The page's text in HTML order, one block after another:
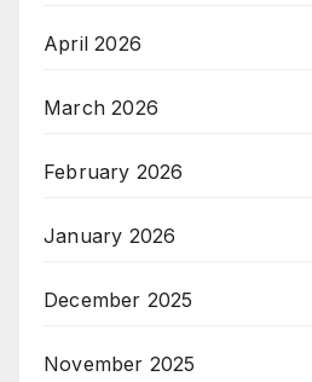
April 2026
March 2026
February 2026
January 2026
December 2025
November 2025